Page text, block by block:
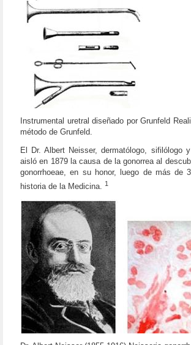
Instrumental uretral diseñado por Grunfeld
método de Grunfeld.
El Dr. Albert Neisser, dermatólogo, sifilólogo
aisló en 1879 la causa de la gonorrea al
gonorrhoeae, en su honor, luego de más de
historia de la Medicina.
1